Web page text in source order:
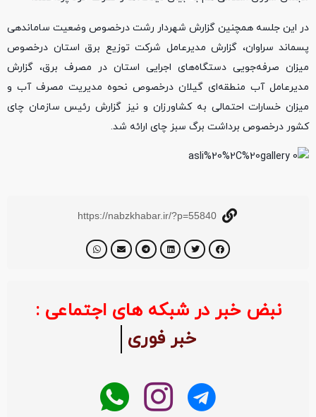
در این جلسه همچنین گزارش شهردار رشت درخصوص وضعیت ساماندهی
پسماند سراوان، گزارش مدیرعامل شرکت توزیع برق استان درخصوص
میزان صرفه‌جویی دستگاه‌های اجرایی استان در مصرف برق، گزارش
مدیرعامل آب منطقه‌ای گیلان درخصوص نحوه مدیریت مصرف آب و
میزان خسارات‌ احتمالی به کشاورزان و نیز گزارش رئیس سازمان چای
کشور درخصوص برداشت برگ سبز چای ارائه شد.
https://nabzkhabar.ir/?p=55840
نبض خبر در شبکه های اجتماعی :
خبر فوری